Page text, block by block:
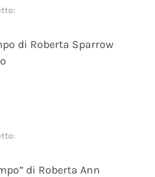
di Roberta Sparrow
di Roberta Ann